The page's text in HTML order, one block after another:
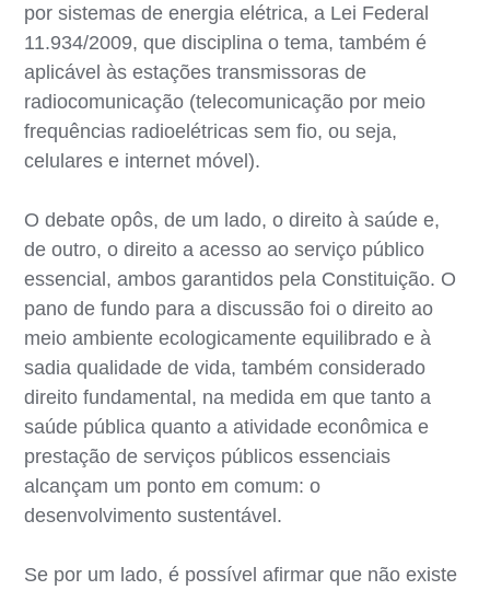
por sistemas de energia elétrica, a Lei Federal
11.934/2009, que disciplina o tema, também é
aplicável às estações transmissoras de
radiocomunicação (telecomunicação por meio
frequências radioelétricas sem fio, ou seja,
celulares e internet móvel).
O debate opôs, de um lado, o direito à saúde e,
de outro, o direito a acesso ao serviço público
essencial, ambos garantidos pela Constituição. O
pano de fundo para a discussão foi o direito ao
meio ambiente ecologicamente equilibrado e à
sadia qualidade de vida, também considerado
direito fundamental, na medida em que tanto a
saúde pública quanto a atividade econômica e
prestação de serviços públicos essenciais
alcançam um ponto em comum: o
desenvolvimento sustentável.
Se por um lado, é possível afirmar que não existe